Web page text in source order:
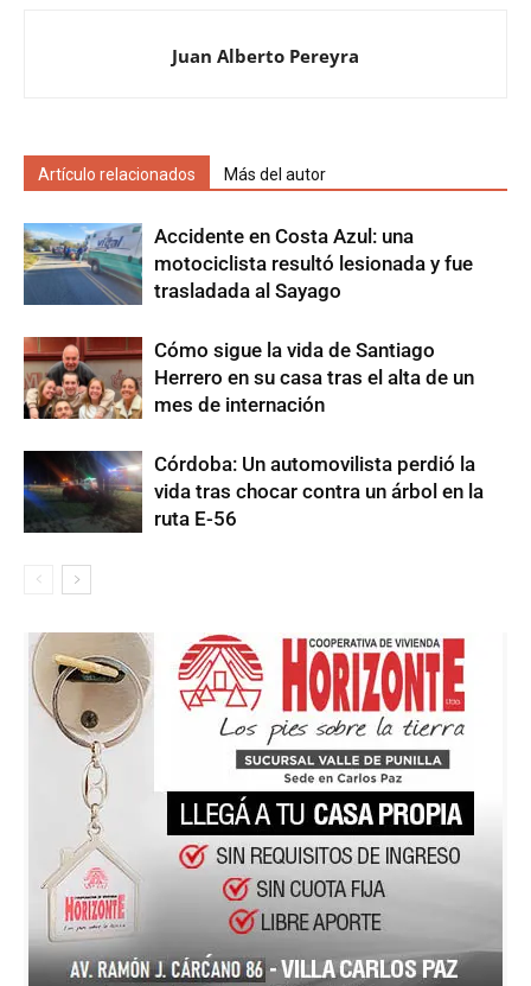
Juan Alberto Pereyra
Artículo relacionados Más del autor
Accidente en Costa Azul: una
motociclista resultó lesionada y fue
trasladada al Sayago
Cómo sigue la vida de Santiago
Herrero en su casa tras el alta de un
mes de internación
Córdoba: Un automovilista perdió la
vida tras chocar contra un árbol en la
ruta E-56